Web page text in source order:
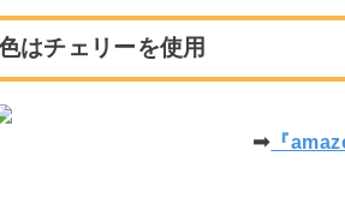
はチェリーを使用
➡ 『